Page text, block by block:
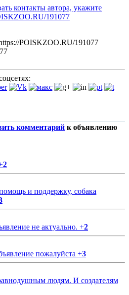
контакты автора, укажите
191077
POISKZOO.RU/191077
комментарий к объявлению
2
и поддержку, собака
не актуально. +2
пожалуйста +3
людям. И создателям